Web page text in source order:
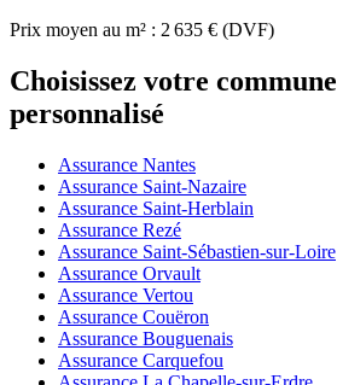
Prix moyen au m² : 2 635 € (DVF)
Choisissez votre
personnalisé
Assurance Nantes
Assurance Saint-Nazaire
Assurance Saint-Herblain
Assurance Rezé
Assurance Saint-Sébastien-sur-Loire
Assurance Orvault
Assurance Vertou
Assurance Couëron
Assurance Bouguenais
Assurance Carquefou